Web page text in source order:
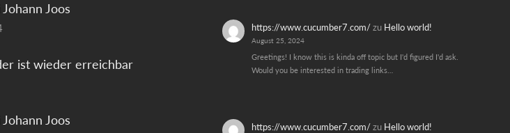
Joos
ist wieder erreichbar
Joos
https://www.cucumber7.com/zu Hello world!
August 25, 2024
Greetings! I know this is kinda off topic but I'd figured I'd ask.
Would you be interested in trading links…
https://www.cucumber7.com/zu Hello world!